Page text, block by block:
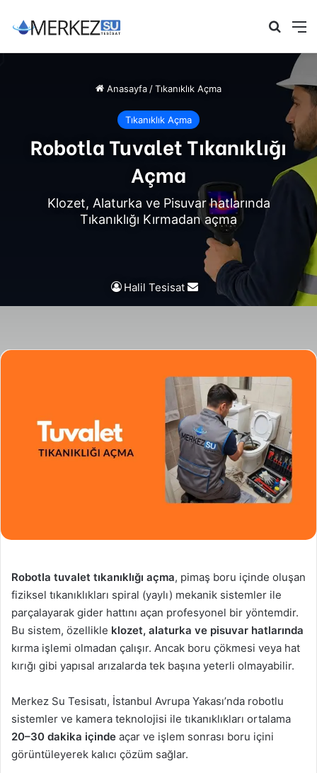
Anasayfa /Tıkanıklık Açma
Tıkanıklık Açma
Robotla Tuvalet Tıkanıklığı
Açma
Klozet, Alaturka ve Pisuvar hatlarında
Tıkanıklığı Kırmadan açma
Halil Tesisat
Bir
e-
Robotla tuvalet tıkanıklığı açma, pimaş boru içinde oluşan
fiziksel tıkanıklıkları spiral (yaylı) mekanik sistemler ile
parçalayarak gider hattını açan profesyonel bir yöntemdir.
Bu sistem, özellikle klozet, alaturka ve pisuvar hatlarında
kırma işlemi olmadan çalışır. Ancak boru çökmesi veya hat
kırığı gibi yapısal arızalarda tek başına yeterli olmayabilir.
Merkez Su Tesisatı, İstanbul Avrupa Yakası’nda robotlu
sistemler ve kamera teknolojisi ile tıkanıklıkları ortalama
20–30 dakika içinde açar ve işlem sonrası boru içini
görüntüleyerek kalıcı çözüm sağlar.